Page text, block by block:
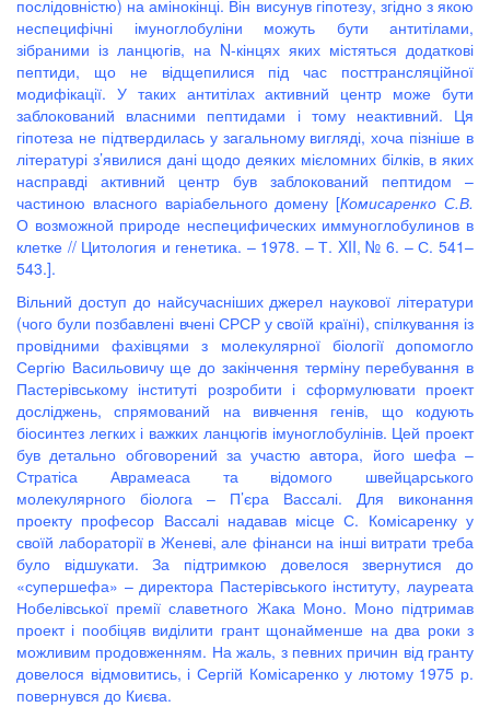
послідовністю) на амінокінці. Він висунув гіпотезу, згідно з якою
неспецифічні імуноглобуліни можуть бути антитілами,
зібраними із ланцюгів, на N-кінцях яких містяться додаткові
пептиди, що не відщепилися під час посттрансляційної
модифікації. У таких антитілах активний центр може бути
заблокований власними пептидами і тому неактивний. Ця
гіпотеза не підтвердилась у загальному вигляді, хоча пізніше в
літературі з’явилися дані щодо деяких мієломних білків, в яких
насправді активний центр був заблокований пептидом –
частиною власного варіабельного домену [Комисаренко С.В.
О возможной природе неспецифических иммуноглобулинов в
клетке // Цитология и генетика. – 1978. – Т. XII, № 6. – С. 541–
543.].
Вільний доступ до найсучасніших джерел наукової літератури
(чого були позбавлені вчені СРСР у своїй країні), спілкування із
провідними фахівцями з молекулярної біології допомогло
Сергію Васильовичу ще до закінчення терміну перебування в
Пастерівському інституті розробити і сформулювати проект
досліджень, спрямований на вивчення генів, що кодують
біосинтез легких і важких ланцюгів імуноглобулінів. Цей проект
був детально обговорений за участю автора, його шефа –
Стратіса Аврамеаса та відомого швейцарського
молекулярного біолога – П’єра Вассалі. Для виконання
проекту професор Вассалі надавав місце С. Комісаренку у
своїй лабораторії в Женеві, але фінанси на інші витрати треба
було відшукати. За підтримкою довелося звернутися до
«супершефа» – директора Пастерівського інституту, лауреата
Нобелівської премії славетного Жака Моно. Моно підтримав
проект і пообіцяв виділити грант щонайменше на два роки з
можливим продовженням. На жаль, з певних причин від гранту
довелося відмовитись, і Сергій Комісаренко у лютому 1975 р.
повернувся до Києва.